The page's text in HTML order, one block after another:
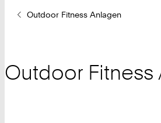
SieOutdoor Fitness Anlagen
Outdoor Fitness